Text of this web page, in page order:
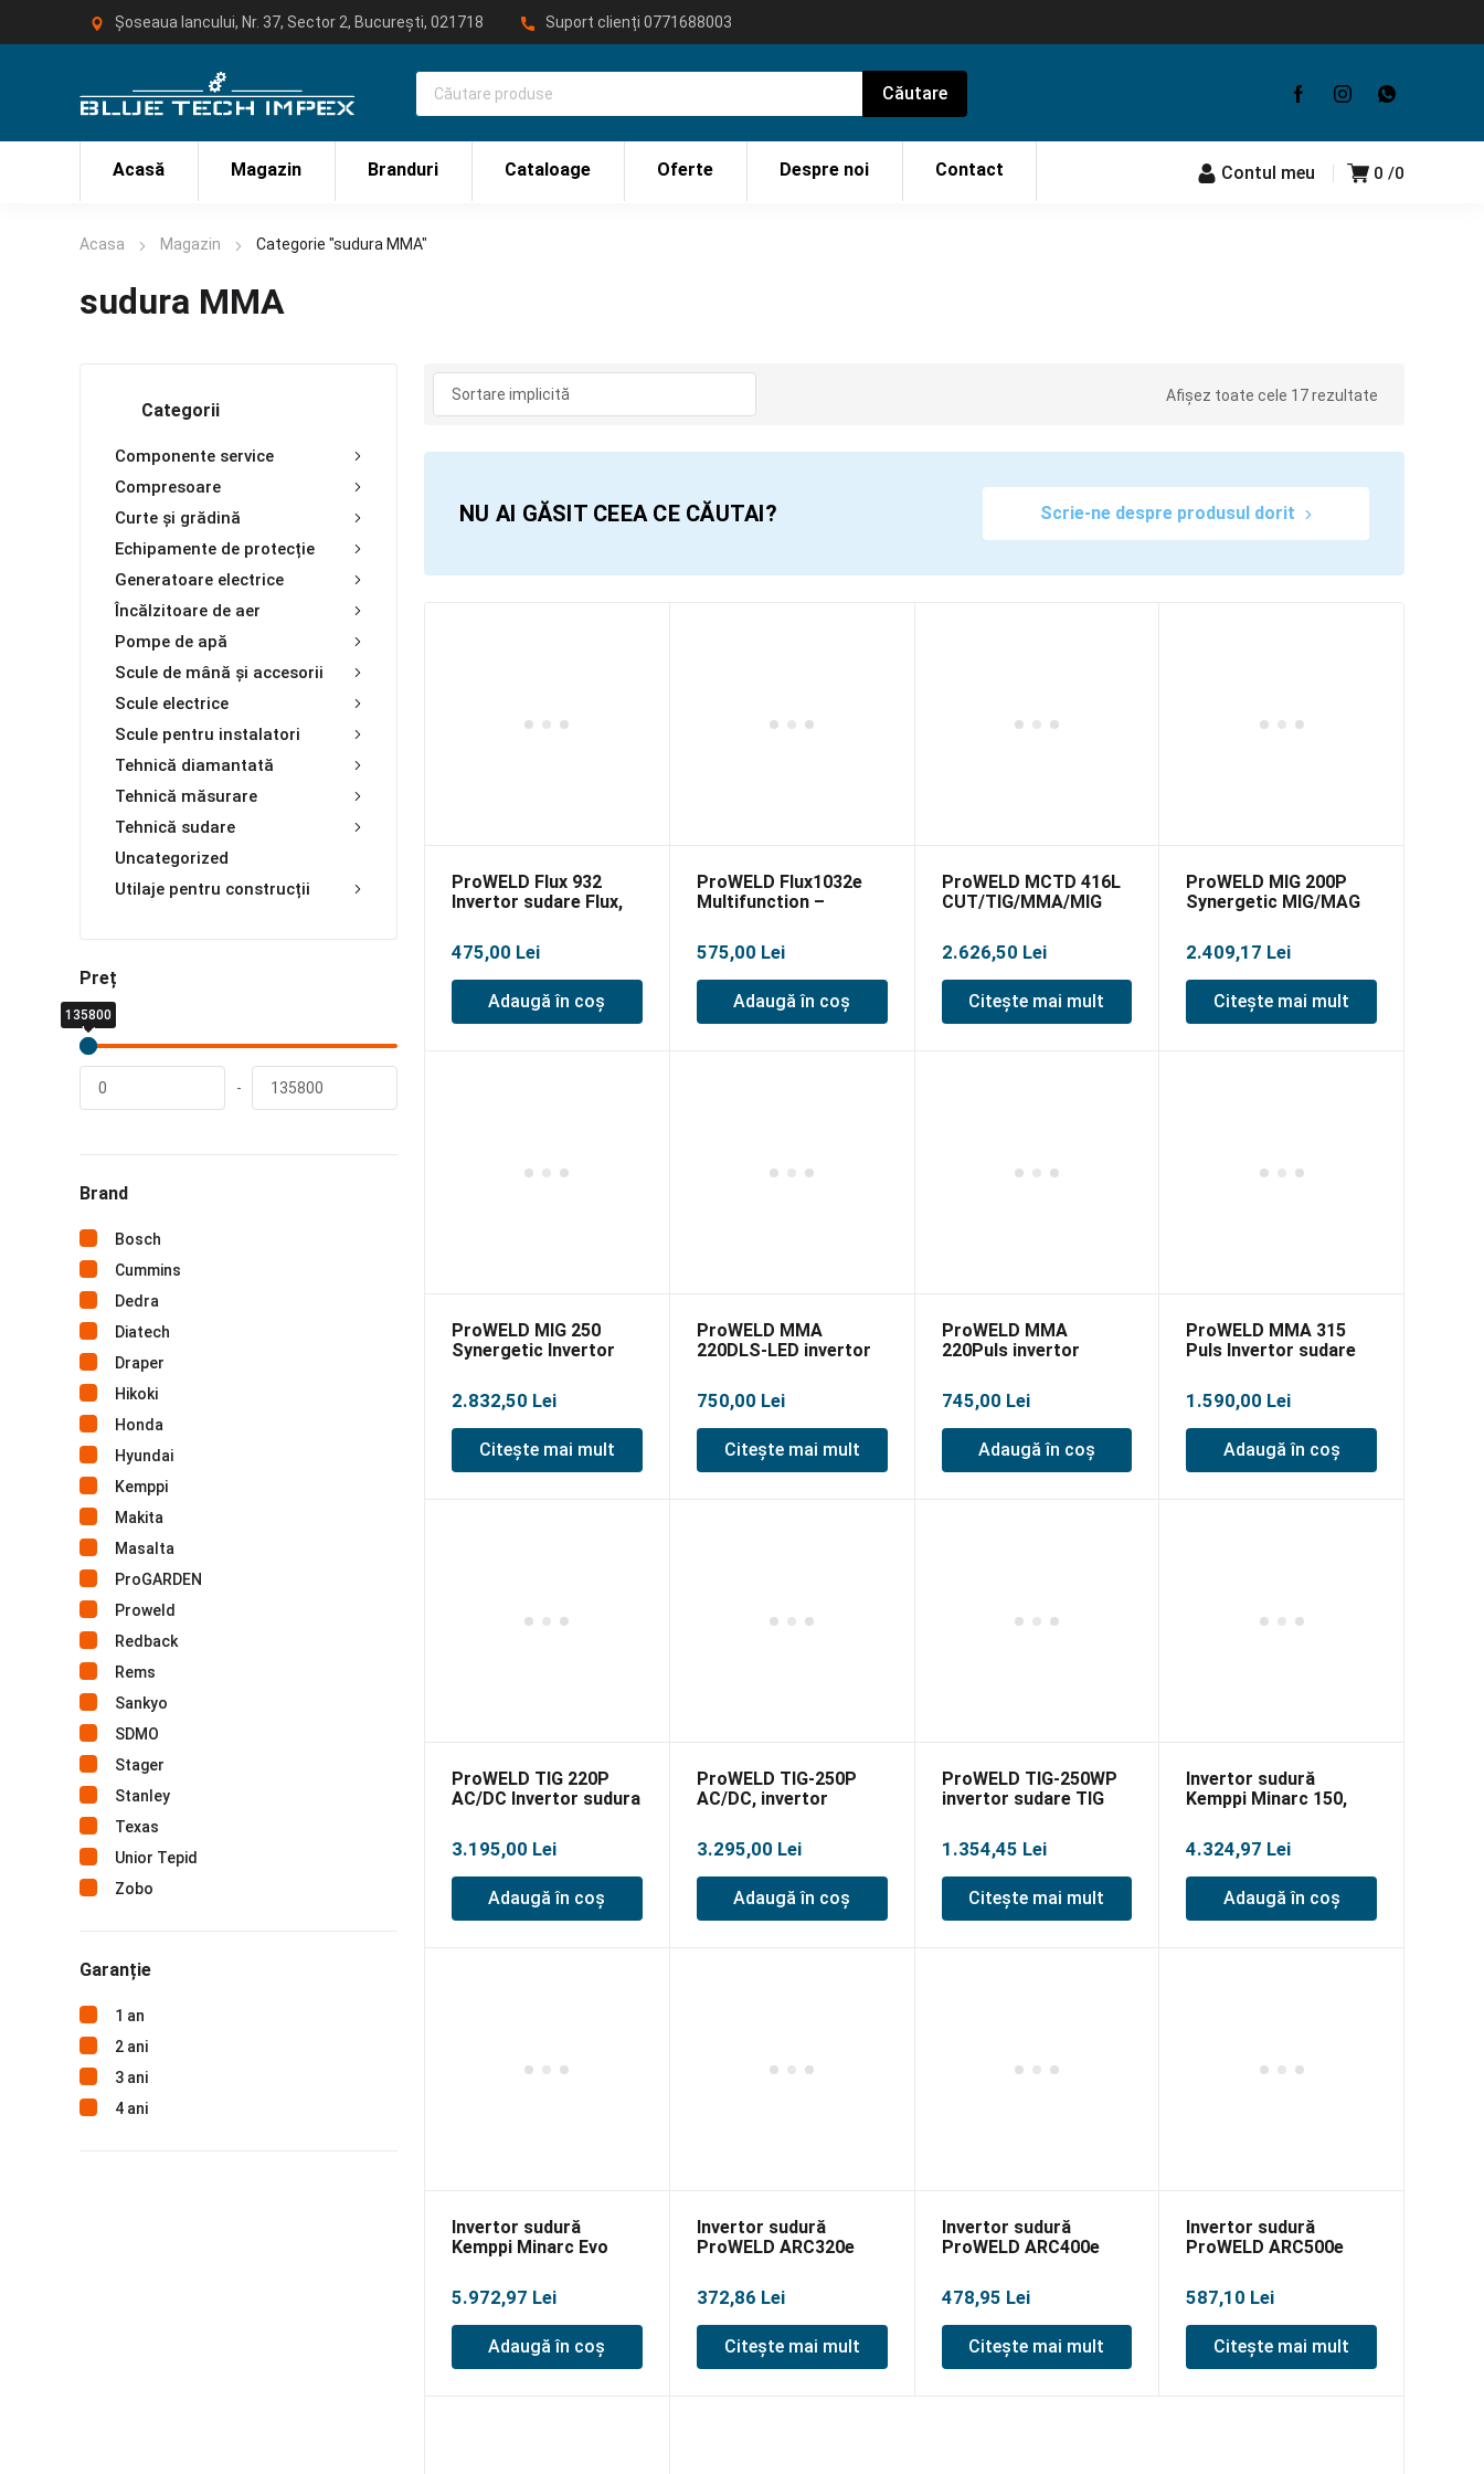
Șoseaua Iancului, Nr. 37, Sector 2, București, 021718 Suport clienți 0771688003
Acasă Magazin Branduri Cataloage Oferte Despre noi Contact 0 0
Contul meu
Acasa Magazin Categorie "sudura MMA"
sudura MMA
Categorii
Componente service
Compresoare
Curte și grădină
Echipamente de protecție
Generatoare electrice
Încălzitoare de aer
Pompe de apă
Scule de mână și accesorii
Scule electrice
Scule pentru instalatori
Tehnică diamantată
Tehnică măsurare
Tehnică sudare
Uncategorized
Utilaje pentru construcții
Preț
0
lei
135800
lei
-
Brand
Bosch
Cummins
Dedra
Diatech
Draper
Hikoki
Honda
Hyundai
Kemppi
Makita
Masalta
ProGARDEN
Proweld
Redback
Rems
Sankyo
SDMO
Stager
Stanley
Texas
Unior Tepid
Zobo
Garanție
1 an
2 ani
3 ani
4 ani
Afișez toate cele 17 rezultate
NU AI GĂSIT CEEA CE CĂUTAI? Scrie-ne despre produsul dorit
ProWELD Flux 932
Invertor sudare Flux,
475,00 Lei
Adaugă în coș
ProWELD Flux1032e
Multifunction –
MMA si TIG
575,00 Lei
Adaugă în coș
ProWELD MCTD 416L
CUT/TIG/MMA/MIG
2.626,50 Lei
Citește mai mult
ProWELD MIG 200P
Synergetic MIG/MAG
2.409,17 Lei
Citește mai mult
ProWELD MIG 250
Synergetic Invertor
MIG/MAG, MMA,
LiftTIG
2.832,50 Lei
Citește mai mult
ProWELD MMA
220DLS-LED invertor
G4
750,00 Lei
Citește mai mult
ProWELD MMA
220Puls invertor
G5
745,00 Lei
Adaugă în coș
ProWELD MMA 315
Puls Invertor sudare
1.590,00 Lei
Adaugă în coș
ProWELD TIG 220P
AC/DC Invertor sudura
3.195,00 Lei
Adaugă în coș
ProWELD TIG-250P
AC/DC, invertor
profesional
3.295,00 Lei
Adaugă în coș
ProWELD TIG-250WP
invertor sudare TIG
1.354,45 Lei
Citește mai mult
Invertor sudură
Kemppi Minarc 150,
4.324,97 Lei
Adaugă în coș
Invertor sudură
Kemppi Minarc Evo
5.972,97 Lei
Adaugă în coș
Invertor sudură
ProWELD ARC320e
372,86 Lei
Citește mai mult
Invertor sudură
ProWELD ARC400e
478,95 Lei
Citește mai mult
Invertor sudură
ProWELD ARC500e
587,10 Lei
Citește mai mult